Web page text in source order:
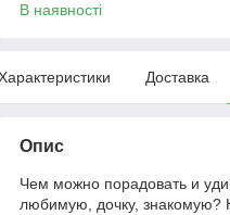
В наявності
Доставка
Опис
Чем можно порадовать и
любимую, дочку, знакомую?